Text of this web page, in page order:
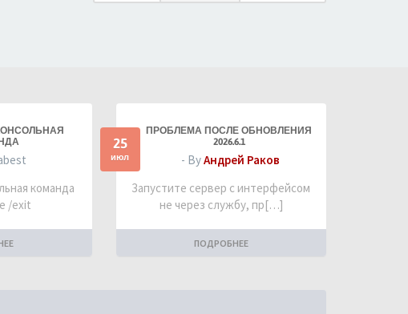
команда
/exit
25
июл
ПРОБЛЕМА ПОСЛЕ ОБНОВЛЕНИЯ
2026.6.1
- ByАндрей Раков
Запустите сервер с интерфейсом
не через службу, пр[…]
ПОДРОБНЕЕ